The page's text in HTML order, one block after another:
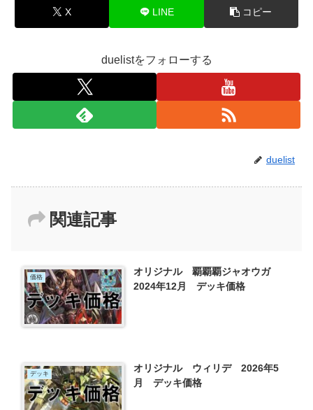
X LINE コピー
duelistをフォローする
duelist
関連記事
価格
オリジナル 覇覇覇ジャオウガ
2024年12月 デッキ価格
デッキ
オリジナル ウィリデ 2026年5
月 デッキ価格